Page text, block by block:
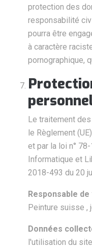
protection des
responsabilité
pourra être
à caractère
pornographique,
Le traitement
le Règlement
et par la loi n°
Informatique et
2018-493 du 20
Responsable
Peinture suisse ,
Données
l'utilisation du